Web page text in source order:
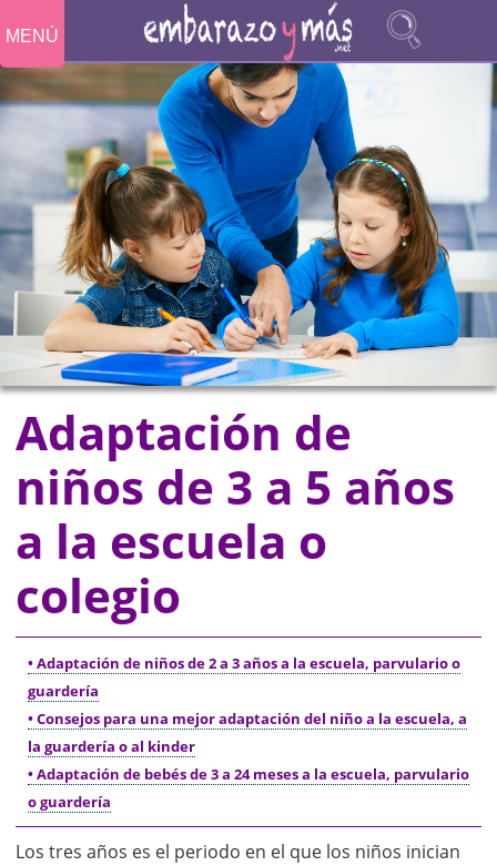
MENÚ
Adaptación de
niños de 3 a 5 años
a la escuela o
colegio
• Adaptación de niños de 2 a 3 años a la escuela, parvulario o
guardería
• Consejos para una mejor adaptación del niño a la escuela, a
la guardería o al kinder
• Adaptación de bebés de 3 a 24 meses a la escuela, parvulario
o guardería
Los tres años es el periodo en el que los niños inician